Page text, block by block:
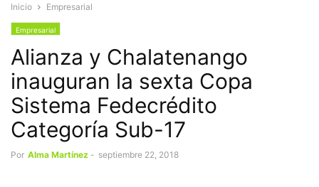
Inicio Empresarial
Empresarial
Alianza y Chalatenango
inauguran la sexta Copa
Sistema Fedecrédito
Categoría Sub-17
Por Alma Martínez - septiembre 22, 2018